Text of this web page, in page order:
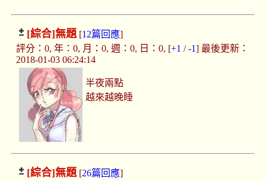
[綜合]無題[12篇回應]
評分：0, 年：0, 月：0, 週：0, 日：0, [+1 /-1] 最後更新：
2018-01-03 06:24:14
半夜兩點
越來越晚睡
[綜合]無題[26篇回應]